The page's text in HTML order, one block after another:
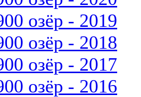
озёр - 2019
озёр - 2018
озёр - 2017
озёр - 2016